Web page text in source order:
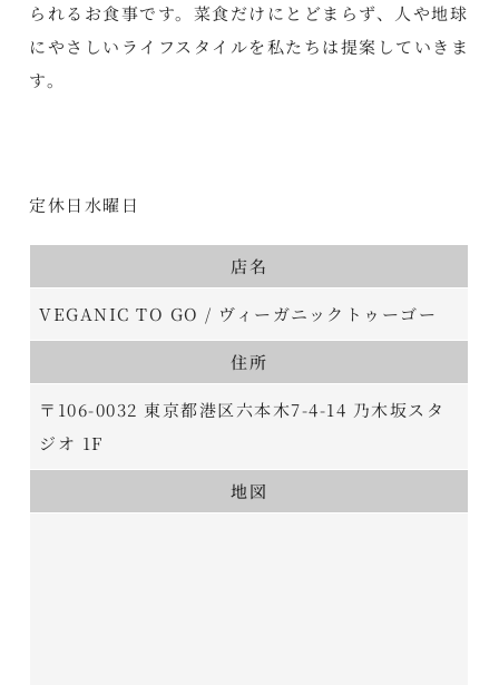
られるお食事です。菜食だけにとどまらず、人や地球
にやさしいライフスタイルを私たちは提案していきま
す。
定休日水曜日
店名
VEGANIC TO GO / ヴィーガニックトゥーゴー
住所
〒106-0032 東京都港区六本木7-4-14 乃木坂スタ
ジオ 1F
地図